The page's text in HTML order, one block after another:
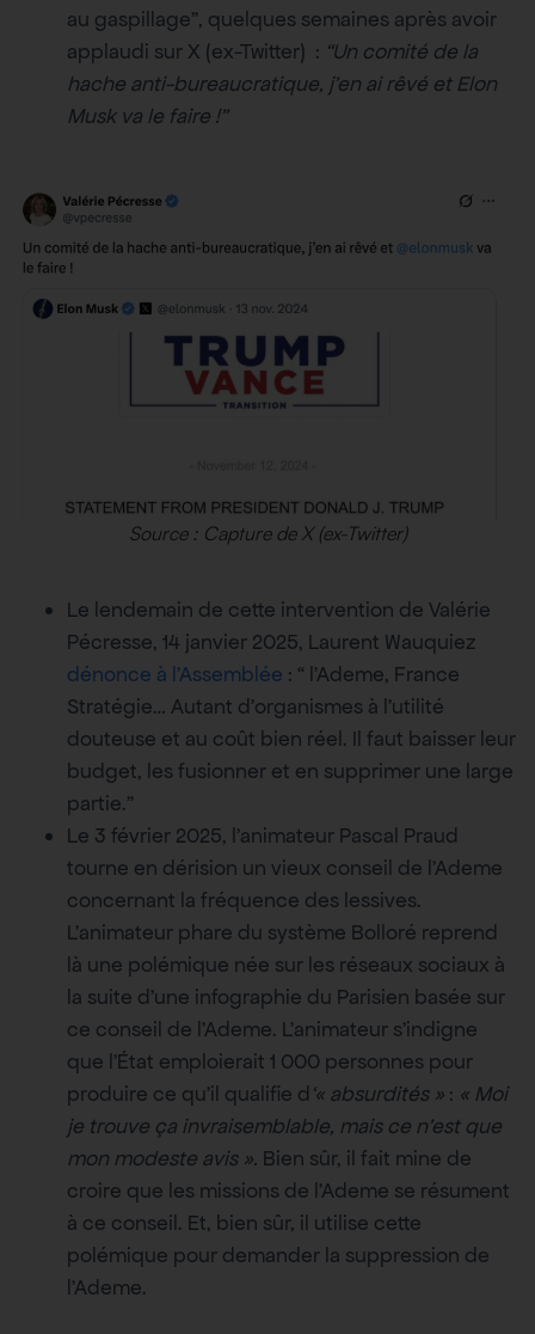
au gaspillage”, quelques semaines après avoir
applaudi sur X (ex-Twitter) : “Un comité de la
hache anti-bureaucratique, j’en ai rêvé et Elon
Musk va le faire !”
Source : Capture de X (ex-Twitter)
Le lendemain de cette intervention de Valérie
Pécresse, 14 janvier 2025, Laurent Wauquiez
dénonce à l’Assemblée : “ l’Ademe, France
Stratégie… Autant d’organismes à l’utilité
douteuse et au coût bien réel. Il faut baisser leur
budget, les fusionner et en supprimer une large
partie.”
Le 3 février 2025, l’animateur Pascal Praud
tourne en dérision un vieux conseil de l’Ademe
concernant la fréquence des lessives.
L’animateur phare du système Bolloré reprend
là une polémique née sur les réseaux sociaux à
la suite d’une infographie du Parisien basée sur
ce conseil de l’Ademe. L’animateur s’indigne
que l’État emploierait 1 000 personnes pour
produire ce qu’il qualifie d ‘« absurdités » : « Moi
je trouve ça invraisemblable, mais ce n’est que
mon modeste avis ». Bien sûr, il fait mine de
croire que les missions de l’Ademe se résument
à ce conseil. Et, bien sûr, il utilise cette
polémique pour demander la suppression de
l’Ademe.